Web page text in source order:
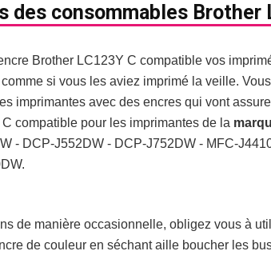
des consommables Brother
Brother LC123Y C compatible vos
si vous les aviez imprimé la veille.
imprimantes avec des encres qui vont
compatible pour les imprimantes de la
- DCP-J552DW - DCP-J752DW - MFC-
de manière occasionnelle, obligez vous à
de couleur en séchant aille boucher les